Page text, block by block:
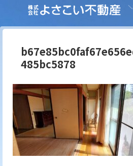
485bc5878